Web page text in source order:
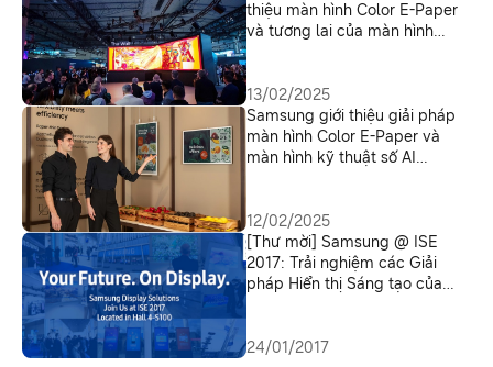
thiệu màn hình Color E-Paper
và tương lai của màn hình
13/02/2025
Samsung giới thiệu giải pháp
màn hình Color E-Paper và
màn hình kỹ thuật số AI
12/02/2025
[Thư mời] Samsung @ ISE
2017: Trải nghiệm các Giải
pháp Hiển thị Sáng tạo của
24/01/2017